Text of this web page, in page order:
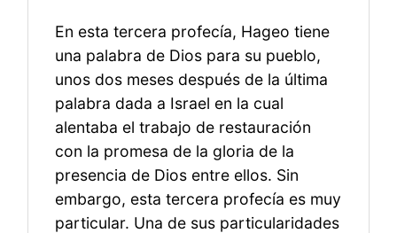
En esta tercera profecía, Hageo tiene
una palabra de Dios para su pueblo,
unos dos meses después de la última
palabra dada a Israel en la cual
alentaba el trabajo de restauración
con la promesa de la gloria de la
presencia de Dios entre ellos. Sin
embargo, esta tercera profecía es muy
particular. Una de sus particularidades